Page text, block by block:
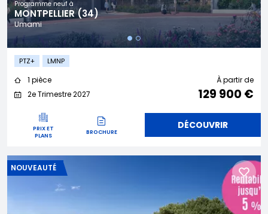
Programme neuf à
MONTPELLIER (34)
Umami
PTZ+ LMNP
1 pièce
2e Trimestre 2027
À partir de
129 900 €
PRIX ET
PLANS
BROCHURE
DÉCOUVRIR
NOUVEAUTÉ